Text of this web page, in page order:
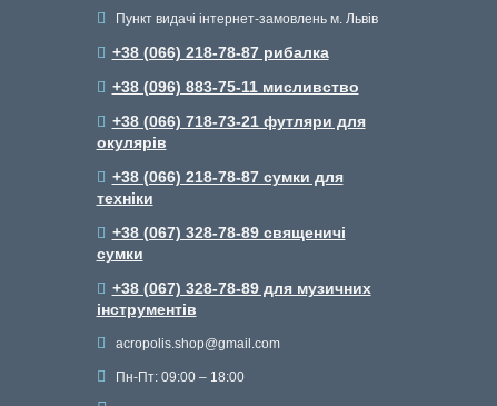
Пункт видачі інтернет-замовлень м. Львів
+38 (066) 218-78-87 рибалка
+38 (096) 883-75-11 мисливство
+38 (066) 718-73-21 футляри для
окулярів
+38 (066) 218-78-87 сумки для
техніки
+38 (067) 328-78-89 священичі
сумки
+38 (067) 328-78-89 для музичних
інструментів
acropolis.shop@gmail.com
Пн-Пт: 09:00 – 18:00